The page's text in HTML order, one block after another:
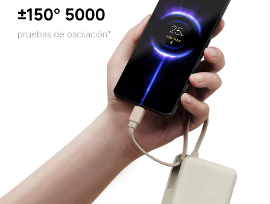
±150° 5000
pruebas de oscilación*